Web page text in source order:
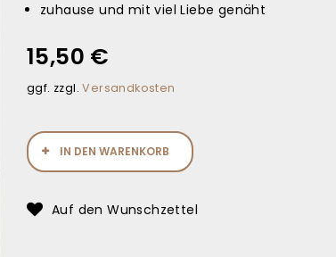
zuhause und mit viel Liebe genäht
15,50 €
ggf. zzgl.Versandkosten
IN DEN WARENKORB
Auf den Wunschzettel